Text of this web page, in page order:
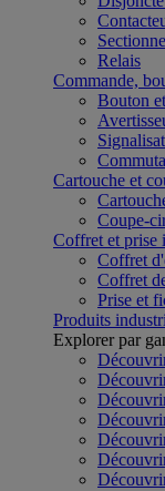
Relais
Commande,
Bouton
Cartouche et
Coupe-
Coffret et prise
Coffret
Coffret
Prise et
Produits
Explorer par